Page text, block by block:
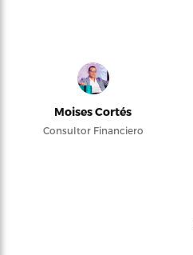
Moises Cortés
Consultor Financiero